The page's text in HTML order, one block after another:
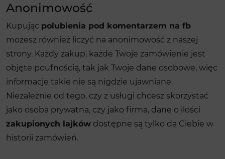
Anonimowość
Kupując polubienia pod komentarzem na fb
możesz również liczyć na anonimowość z naszej
strony. Każdy zakup, każde Twoje zamówienie jest
objęte poufnością, tak jak Twoje dane osobowe, więc
informacje takie nie są nigdzie ujawniane.
Niezależnie od tego, czy z usługi chcesz skorzystać
jako osoba prywatna, czy jako firma, dane o ilości
zakupionych lajków dostępne są tylko da Ciebie w
historii zamówień.